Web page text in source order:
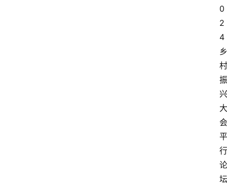
0
2
4
乡
村
振
兴
大
会
平
行
论
坛